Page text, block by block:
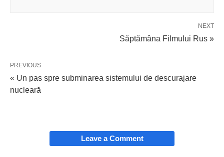
NEXT
Săptămâna Filmului Rus »
PREVIOUS
« Un pas spre subminarea sistemului de descurajare
nucleară
Leave a Comment